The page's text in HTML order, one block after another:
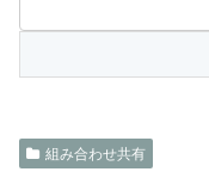
組み合わせ共有